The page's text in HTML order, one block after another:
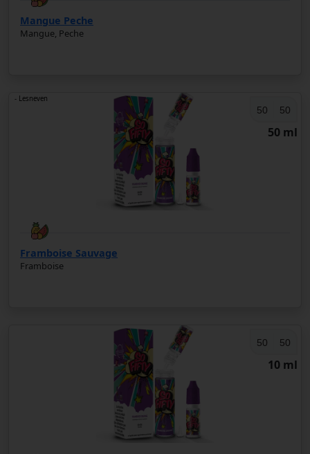
Mangue Peche
Mangue, Peche
50 50
50 ml
Framboise Sauvage
Framboise
- Lesneven
50 50
10 ml